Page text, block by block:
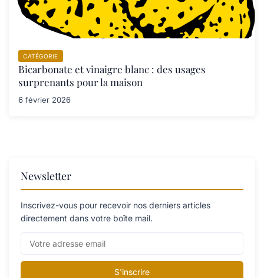
CATÉGORIE
Bicarbonate et vinaigre blanc : des usages
surprenants pour la maison
6 février 2026
Newsletter
Inscrivez-vous pour recevoir nos derniers articles
directement dans votre boîte mail.
S'inscrire